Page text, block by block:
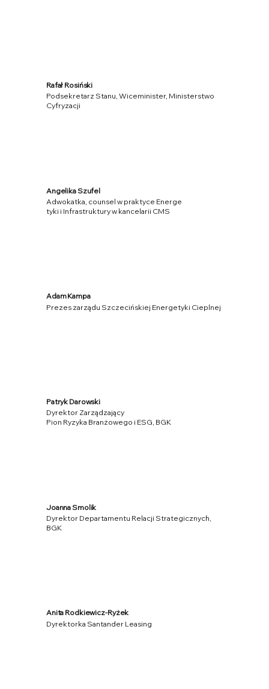
Rafał Rosiński
Podsekretarz Stanu, Wiceminister, Ministerstwo
Cyfryzacji
Angelika Szufel
Adwokatka, counsel w praktyce Energe
tyki i Infrastruktury w kancelarii CMS
Adam Kampa
Prezes zarządu Szczecińskiej Energetyki Cieplnej
Patryk Darowski
Dyrektor Zarządzający
Pion Ryzyka Branżowego i ESG, BGK
Joanna Smolik
Dyrektor Departamentu Relacji Strategicznych,
BGK
Anita Rodkiewicz-Ryżek
Dyrektorka Santander Leasing